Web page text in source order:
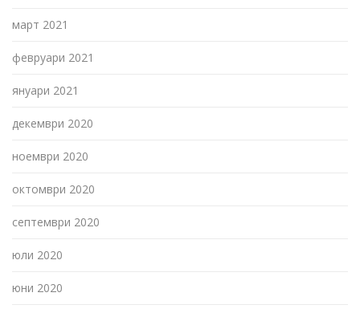
март 2021
февруари 2021
януари 2021
декември 2020
ноември 2020
октомври 2020
септември 2020
юли 2020
юни 2020